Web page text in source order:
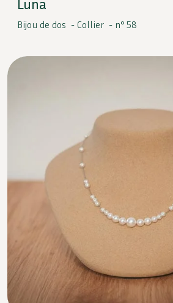
Luna
Bijou de dos - Collier - n° 58